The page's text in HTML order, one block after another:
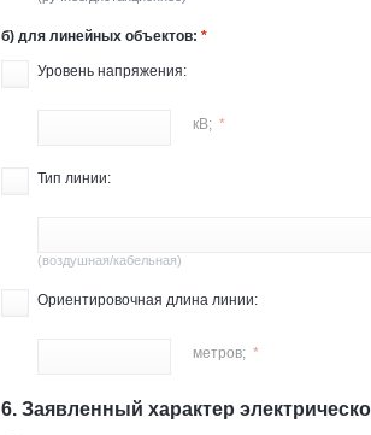
б) для линейных объектов: *
Уровень напряжения:
кВ; *
Тип линии:
(воздушная/кабельная)
Ориентировочная длина линии:
метров; *
6. Заявленный характер